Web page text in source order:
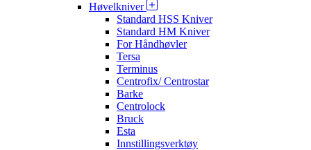
Høvelkniver
Standard HSS Kniver
Standard HM Kniver
For Håndhøvler
Tersa
Terminus
Centrofix/ Centrostar
Barke
Centrolock
Bruck
Esta
Innstillingsverktøy